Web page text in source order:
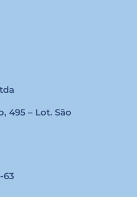
495 – Lot. São
63